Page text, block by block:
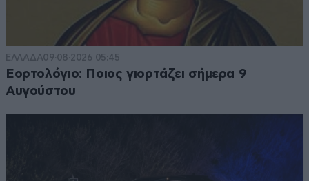
ΕΛΛΑΔΑ09·08·2026 05:45
Εορτολόγιο: Ποιος γιορτάζει σήμερα 9
Αυγούστου